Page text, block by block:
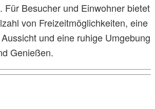
Für Besucher und Einwohner bietet
von Freizeitmöglichkeiten, eine
und eine ruhige Umgebung
Genießen.